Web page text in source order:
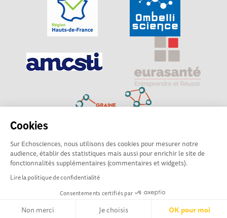
Cookies
Sur Echosciences, nous utilisons des cookies pour mesurer notre
audience, établir des statistiques mais aussi pour enrichir le site de
fonctionnalités supplémentaires (commentaires et widgets).
Lire la politique de confidentialité
Consentements certifiés par
Non merci Je choisis OK pour moi
Explorer, s’exprimer, rentrer en contact : Echosciences
Hauts-de-France est le réseau social des amateurs de
sciences et de technologies du territoire
Mentions légales|Politique de confidentialité
Ligne éditoriale